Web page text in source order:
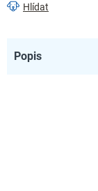
Hlídat
Popis